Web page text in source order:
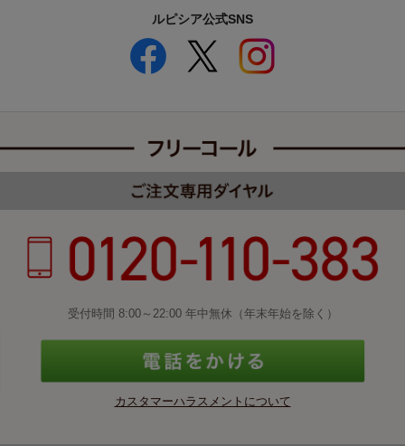
ルピシア公式SNS
受付時間 8:00～22:00 年中無休（年末年始を除く）
カスタマーハラスメントについて